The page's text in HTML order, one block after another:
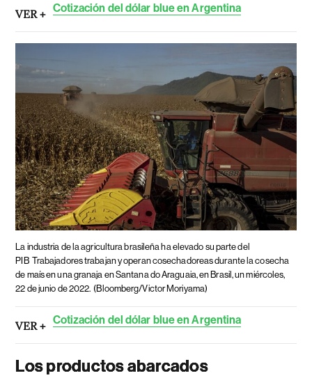
VER + Cotización del dólar blue en Argentina
La industria de la agricultura brasileña ha elevado su parte del
PIB Trabajadores trabajan y operan cosechadoreas durante la cosecha
de maís en una granaja en Santana do Araguaia, en Brasil, un miércoles,
22 de junio de 2022. (Bloomberg/Victor Moriyama)
VER + Cotización del dólar blue en Argentina
Los productos abarcados